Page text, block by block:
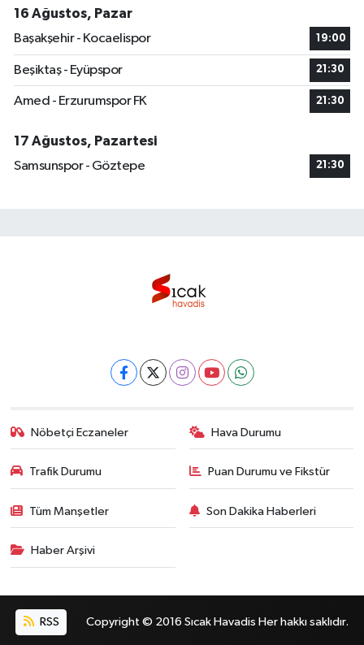
16 Ağustos, Pazar
Başakşehir - Kocaelispor
19:00
Beşiktaş - Eyüpspor 21:30
Amed - Erzurumspor FK 21:30
17 Ağustos, Pazartesi
Samsunspor - Göztepe
21:30
Nöbetçi Eczaneler Hava Durumu
Trafik Durumu Puan Durumu ve Fikstür
Tüm Manşetler Son Dakika Haberleri
Haber Arşivi
RSS Copyright © 2016 Sıcak Havadis Her hakkı saklıdır.